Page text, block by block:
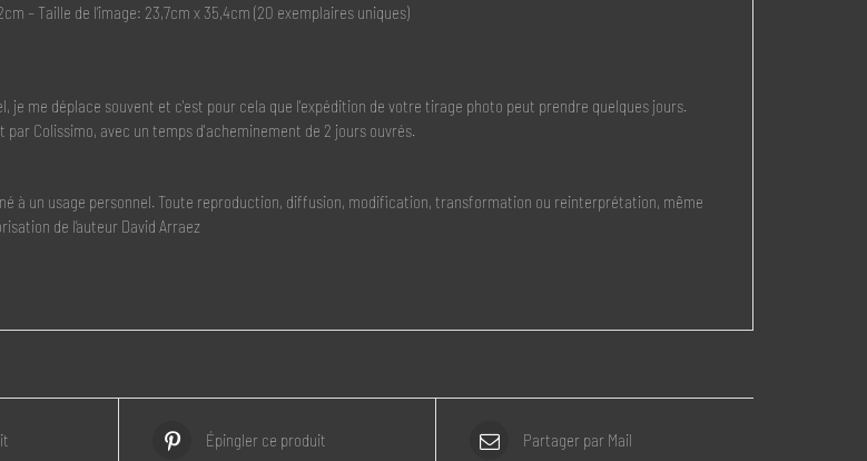
– Taille de l’image: 23,7cm x 35,4cm (20 exemplaires uniques)
je me déplace souvent et c'est pour cela que l'expédition de votre tirage photo peut prendre quelques jours.
par Colissimo, avec un temps d'acheminement de 2 jours ouvrés.
à un usage personnel. Toute reproduction, diffusion, modification, transformation ou reinterprétation, même
de l’auteur David Arraez
Épingler ce produit Partager par Mail